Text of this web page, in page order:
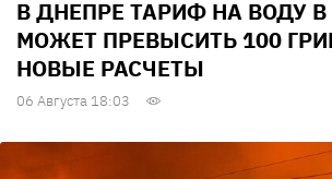
В ДНЕПРЕ ТАРИФ НА ВОДУ В
МОЖЕТ ПРЕВЫСИТЬ 100
НОВЫЕ РАСЧЕТЫ
06 Августа 18:03